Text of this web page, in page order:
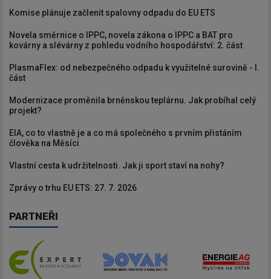
Komise plánuje začlenit spalovny odpadu do EU ETS
Novela směrnice o IPPC, novela zákona o IPPC a BAT pro
kovárny a slévárny z pohledu vodního hospodářství: 2. část
PlasmaFlex: od nebezpečného odpadu k využitelné surovině - I.
část
Modernizace proměnila brněnskou teplárnu. Jak probíhal celý
projekt?
EIA, co to vlastně je a co má společného s prvním přistáním
člověka na Měsíci
Vlastní cesta k udržitelnosti. Jak ji sport staví na nohy?
Zprávy o trhu EU ETS: 27. 7. 2026
PARTNEŘI